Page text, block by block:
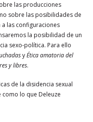
las producciones
sobre las posibilidades de
las configuraciones
la posibilidad de un
sexo-política. Para ello
yÉtica amatoria del
y libres.
de la disidencia sexual
lo que Deleuze